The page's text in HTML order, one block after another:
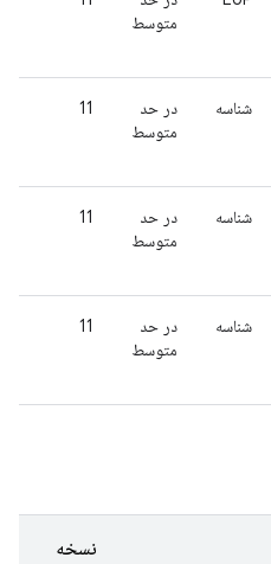
متوسط
شناسه
در حد
متوسط
11
شناسه
در حد
متوسط
11
شناسه
در حد
متوسط
11
نسخه